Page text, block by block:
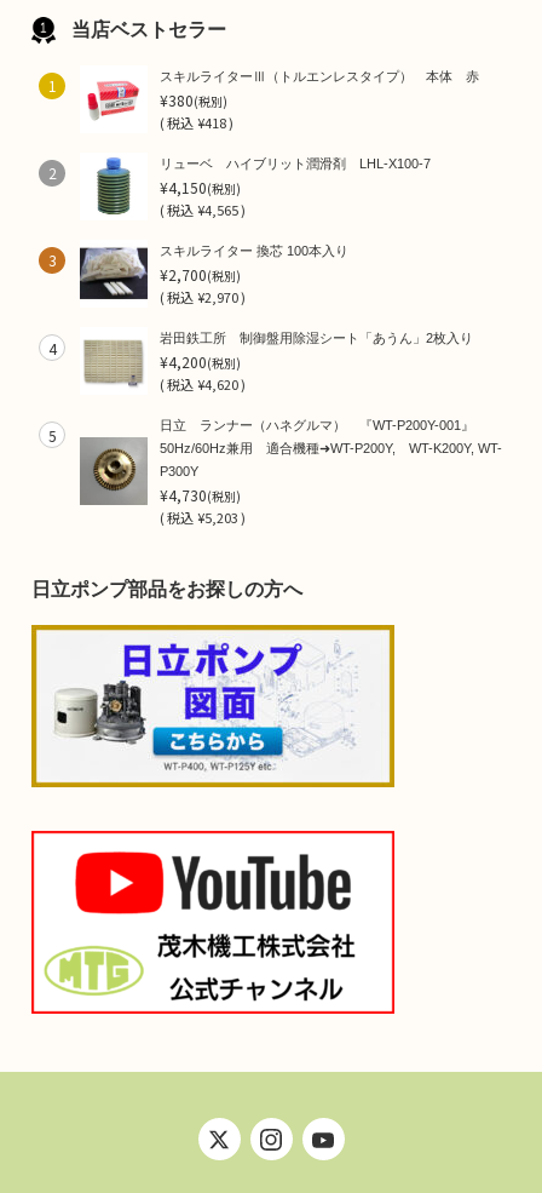
当店ベストセラー
1 スキルライターⅢ（トルエンレスタイプ） 本体 赤
¥380(税別)
(税込¥418 )
2 リューベ ハイブリット潤滑剤 LHL-X100-7
¥4,150(税別)
(税込¥4,565 )
3 スキルライター 換芯 100本入り
¥2,700(税別)
(税込¥2,970 )
4 岩田鉄工所 制御盤用除湿シート「あうん」2枚入り
¥4,200(税別)
(税込¥4,620 )
5
日立 ランナー（ハネグルマ） 『WT-P200Y-001』
50Hz/60Hz兼用 適合機種➜WT-P200Y, WT-K200Y, WT-
P300Y
¥4,730(税別)
(税込¥5,203 )
日立ポンプ部品をお探しの方へ